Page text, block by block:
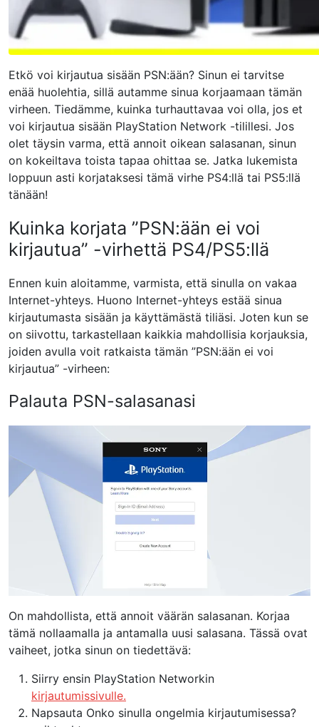
Etkö voi kirjautua sisään PSN:ään? Sinun ei tarvitse
enää huolehtia, sillä autamme sinua korjaamaan tämän
virheen. Tiedämme, kuinka turhauttavaa voi olla, jos et
voi kirjautua sisään PlayStation Network -tilillesi. Jos
olet täysin varma, että annoit oikean salasanan, sinun
on kokeiltava toista tapaa ohittaa se. Jatka lukemista
loppuun asti korjataksesi tämä virhe PS4:llä tai PS5:llä
tänään!
Kuinka korjata ”PSN:ään ei voi
kirjautua” -virhettä PS4/PS5:llä
Ennen kuin aloitamme, varmista, että sinulla on vakaa
Internet-yhteys. Huono Internet-yhteys estää sinua
kirjautumasta sisään ja käyttämästä tiliäsi. Joten kun se
on siivottu, tarkastellaan kaikkia mahdollisia korjauksia,
joiden avulla voit ratkaista tämän ”PSN:ään ei voi
kirjautua” -virheen:
Palauta PSN-salasanasi
On mahdollista, että annoit väärän salasanan. Korjaa
tämä nollaamalla ja antamalla uusi salasana. Tässä ovat
vaiheet, jotka sinun on tiedettävä:
Siirry ensin PlayStation Networkin
kirjautumissivulle.
Napsauta Onko sinulla ongelmia kirjautumisessa?